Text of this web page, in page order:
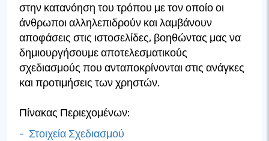
στην κατανόηση του τρόπου με τον οποίο οι
άνθρωποι αλληλεπιδρούν και λαμβάνουν
αποφάσεις στις ιστοσελίδες, βοηθώντας μας να
δημιουργήσουμε αποτελεσματικούς
σχεδιασμούς που ανταποκρίνονται στις ανάγκες
και προτιμήσεις των χρηστών.
Πίνακας Περιεχομένων:
- Στοιχεία Σχεδιασμού